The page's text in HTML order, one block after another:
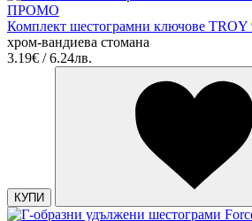
ПРОМО
Комплект шестограмни ключове TROY
хром-вандиева стомана
3.19€ / 6.24лв.
КУПИ